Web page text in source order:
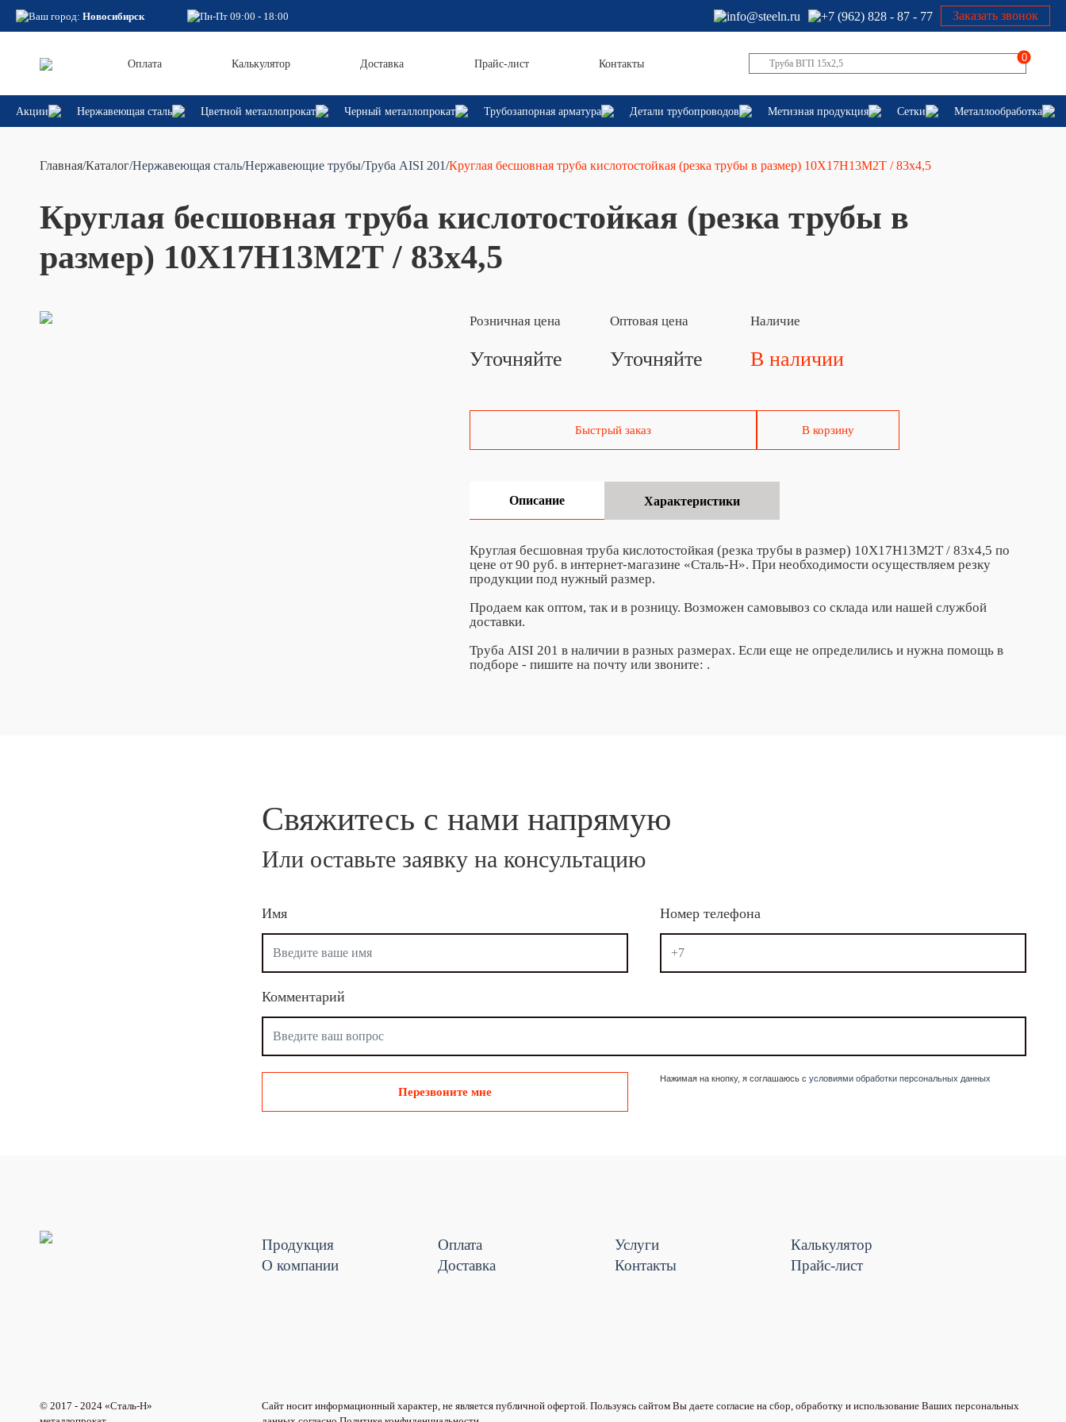
Ваш город: Новосибирск Пн-Пт 09:00 - 18:00 info@steeln.ru +7 (962) 828 - 87 - 77 Заказать звонок
Оплата Калькулятор Доставка Прайс-лист Контакты 0
Акции Нержавеющая сталь Цветной металлопрокат Черный металлопрокат Трубозапорная арматура Детали трубопроводов Метизная продукция Сетки Металлообработка
Главная/Каталог/Нержавеющая сталь/Нержавеющие трубы/Труба AISI 201/Круглая бесшовная труба кислотостойкая (резка трубы в размер) 10Х17Н13М2Т / 83х4,5
Круглая бесшовная труба кислотостойкая (резка трубы в
размер) 10Х17Н13М2Т / 83х4,5
Розничная цена
Уточняйте
Оптовая цена
Уточняйте
Наличие
В наличии
Быстрый заказ В корзину
Описание Характеристики
Круглая бесшовная труба кислотостойкая (резка трубы в размер) 10Х17Н13М2Т / 83х4,5 по
цене от 90 руб. в интернет-магазине «Сталь-Н». При необходимости осуществляем резку
продукции под нужный размер.
Продаем как оптом, так и в розницу. Возможен самовывоз со склада или нашей службой
доставки.
Труба AISI 201 в наличии в разных размерах. Если еще не определились и нужна помощь в
подборе - пишите на почту или звоните: .
Свяжитесь с нами напрямую
Или оставьте заявку на консультацию
Имя Номер телефона
Комментарий
Перезвоните мне
Нажимая на кнопку, я соглашаюсь с условиями обработки персональных данных
© 2017 - 2024 «Cталь-Н»
Продукция Оплата Услуги
Калькулятор
О компании
Доставка Контакты Прайс-лист
Сайт носит информационный характер, не является публичной офертой. Пользуясь сайтом Вы даете согласие на сбор, обработку и использование Ваших персональных